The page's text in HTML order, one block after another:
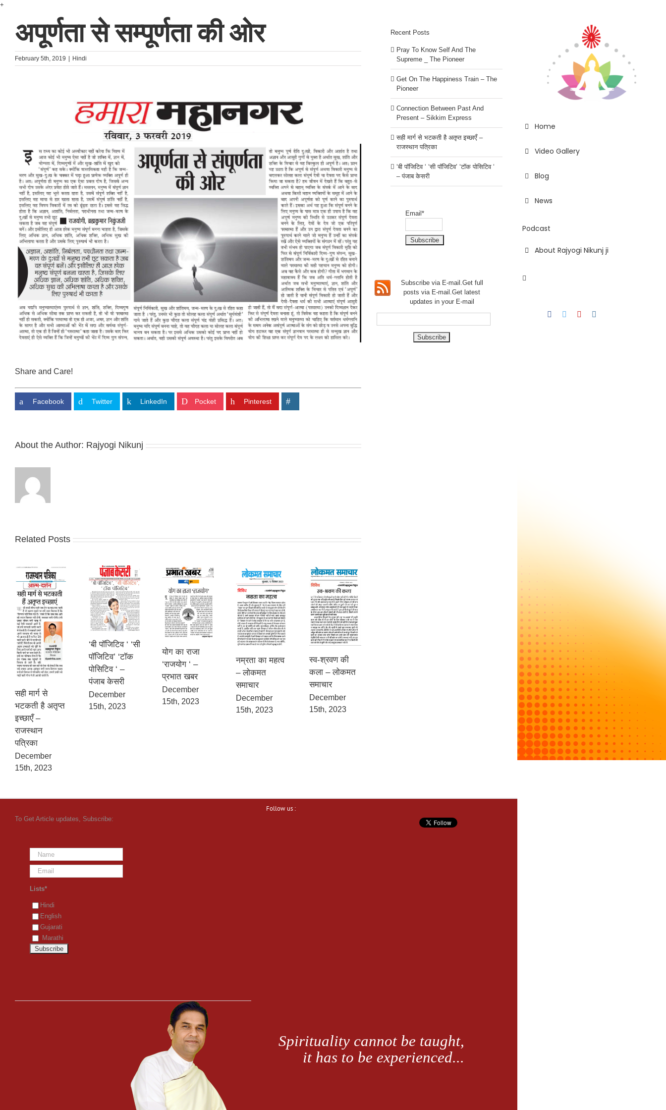
+
content
Home
Video Gallery
Blog
News
Podcast
About Rajyogi Nikunj ji
Facebook
TwitterYouTube
अपूर्णता से सम्पूर्णता की ओर
February 5th, 2019 Hindi
Share and Care!
Facebook Twitter LinkedIn Pocket Pinterest
About the Author: Rajyogi Nikunj
Related Posts
सही मार्ग से
भटकती है अतृप्त
इच्छाएँ –
राजस्थान
पत्रिका
December
15th, 2023
‘बी पॉजिटिव ‘ ‘सी
पॉजिटिव’ ‘टॉक
पोसिटिव ‘ –
पंजाब केसरी
December
15th, 2023
योग का राजा
‘राजयोग ‘ –
प्रभात खबर
December
15th, 2023
नम्रता का महत्व
– लोकमत
समाचार
December
15th, 2023
स्व-श्रवण की
कला – लोकमत
समाचार
December
15th, 2023
Recent Posts
Pray To Know Self And The
Supreme _ The Pioneer
Get On The Happiness Train – The
Pioneer
Connection Between Past And
Present – Sikkim Express
सही मार्ग से भटकती है अतृप्त इच्छाएँ –
राजस्थान पत्रिका
‘बी पॉजिटिव ‘ ‘सी पॉजिटिव’ ‘टॉक पोसिटिव ‘
– पंजाब केसरी
Email*
Subscribe via E-mail.Get full
posts via E-mail.Getlatest
updates in your E-mail
To Get Article updates, Subscribe:
Lists*
Hindi
English
Gujarati
Marathi
Follow us :